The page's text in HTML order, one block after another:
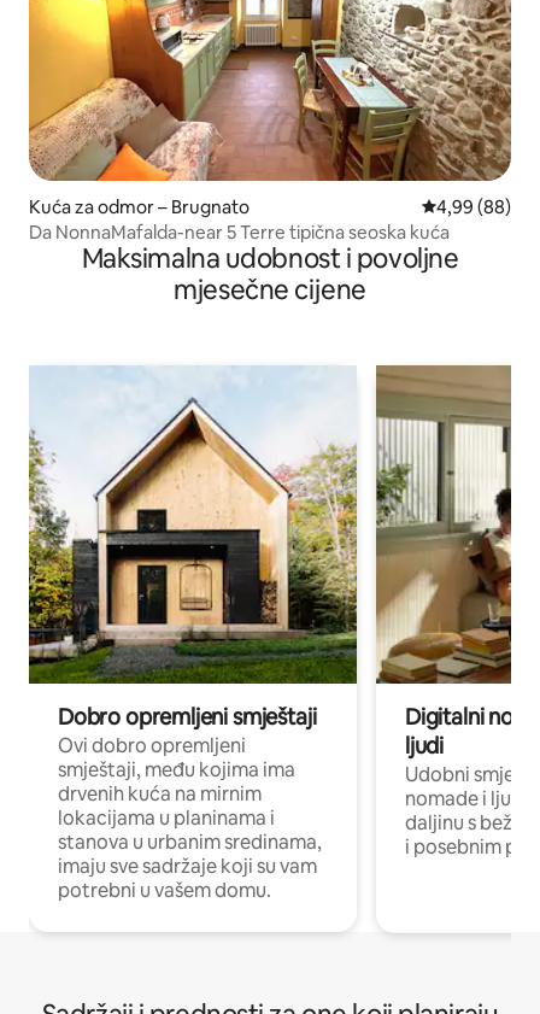
Kuća za odmor – Brugnato Prosječna
4,99 (88)
Da NonnaMafalda-near 5 Terre tipična seoska kuća
Maksimalna udobnost i povoljne
mjesečne cijene
Dobro opremljeni smještaji
Ovi dobro opremljeni
smještaji, među kojima ima
drvenih kuća na mirnim
lokacijama u planinama i
stanova u urbanim sredinama,
imaju sve sadržaje koji su vam
potrebni u vašem domu.
Digitalni
ljudi
Udobni
nomade i ljude
daljinu s
i posebnim